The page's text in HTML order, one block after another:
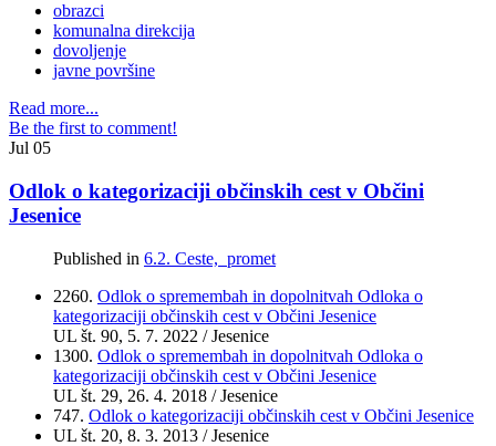
obrazci
komunalna direkcija
dovoljenje
javne površine
Read more...
Be the first to comment!
Jul 05
Odlok o kategorizaciji občinskih cest v Občini
Jesenice
Published in 6.2. Ceste, promet
2260. Odlok o spremembah in dopolnitvah Odloka o
kategorizaciji občinskih cest v Občini Jesenice
UL št. 90, 5. 7. 2022 / Jesenice
1300. Odlok o spremembah in dopolnitvah Odloka o
kategorizaciji občinskih cest v Občini Jesenice
UL št. 29, 26. 4. 2018 / Jesenice
747. Odlok o kategorizaciji občinskih cest v Občini Jesenice
UL št. 20, 8. 3. 2013 / Jesenice